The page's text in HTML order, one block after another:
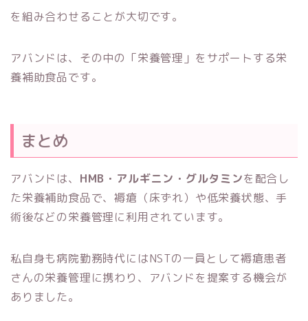
を組み合わせることが大切です。
アバンドは、その中の「栄養管理」をサポートする栄
養補助食品です。
まとめ
アバンドは、 HMB・アルギニン・グルタミンを配合し
た栄養補助食品で、褥瘡（床ずれ）や低栄養状態、手
術後などの栄養管理に利用されています。
私自身も病院勤務時代にはNSTの一員として褥瘡患者
さんの栄養管理に携わり、アバンドを提案する機会が
ありました。